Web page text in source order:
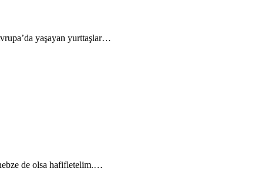
yaşayan yurttaşlar…
de olsa hafifletelim.…